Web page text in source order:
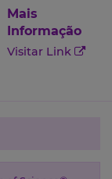
Mais
Informação
Visitar Link